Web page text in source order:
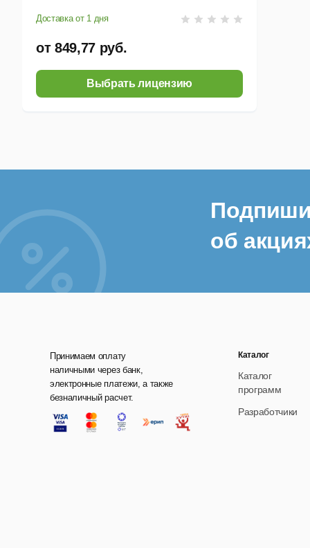
Доставка от 1 дня
от 849,77 руб.
Выбрать лицензию
об
Принимаем оплату
наличными через банк,
электронные платежи, а также
безналичный расчет.
Каталог
Каталог
программ
Разработчики